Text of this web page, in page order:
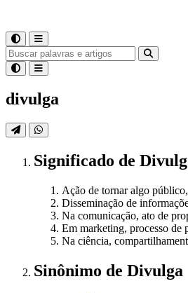
divulga
Significado de
Ação de tornar algo
Disseminação de
Na comunicação, ato de
Em marketing, processo de
Na ciência,
Sinônimo de Divulga